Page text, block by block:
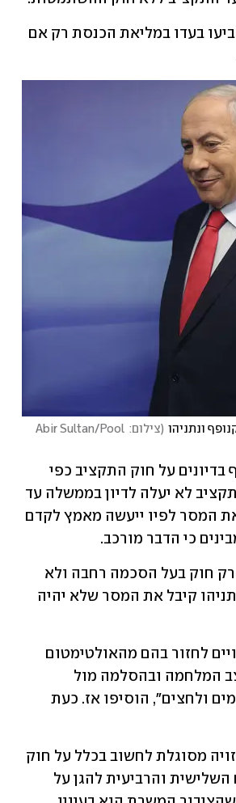
ונתניהו (
צילום: Abir Sultan/Pool
כי הדבר מורכב.